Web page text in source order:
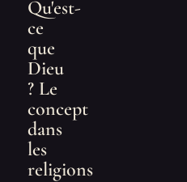
Qu'est-
ce
que
Dieu
? Le
concept
dans
les
religions